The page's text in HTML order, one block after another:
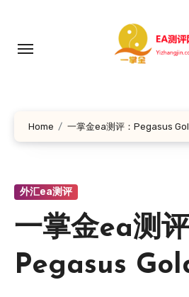
Home 一掌金ea测评：Pegasus
外汇ea测评
一掌金ea测评
Pegasus